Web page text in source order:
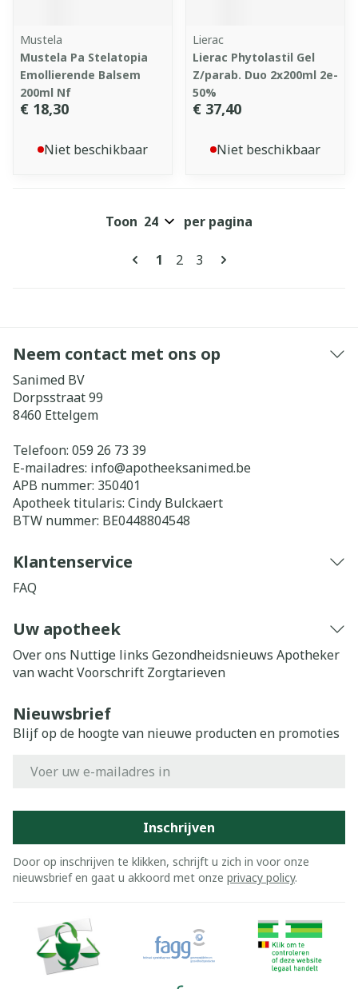
Mustela
Mustela Pa Stelatopia
Emollierende Balsem
200ml Nf
€ 18,30
Niet beschikbaar
Lierac
Lierac Phytolastil Gel
Z/parab. Duo 2x200ml 2e-
50%
€ 37,40
Niet beschikbaar
Pagina's
U lees momenteel pagina
1 Pagina
2 Pagina
3
Toon per pagina
Neem contact met ons op
Sanimed BV
Dorpsstraat 99
8460 Ettelgem
Telefoon: 059 26 73 39
E-mailadres: info@apotheeksanimed.be
APB nummer: 350401
Apotheek titularis: Cindy Bulckaert
BTW nummer: BE0448804548
Klantenservice
FAQ
Uw apotheek
Over ons Nuttige links Gezondheidsnieuws Apotheker
van wachtVoorschrift Zorgtarieven
Nieuwsbrief
Blijf op de hoogte van nieuwe producten en promoties
Inschrijven
Door op inschrijven te klikken, schrijft u zich in voor onze
nieuwsbrief en gaat u akkoord met onze privacy policy.